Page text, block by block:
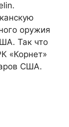
оружия
Так что
«Корнет»
США.